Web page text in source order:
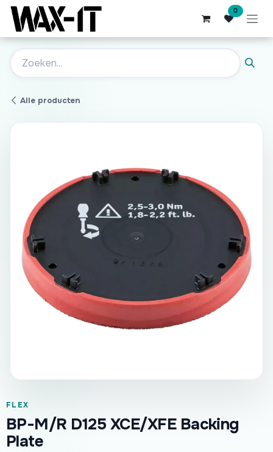
Overslaan naar inhoud 0
Alle producten
FLEX
BP-M/R D125 XCE/XFE Backing
Plate